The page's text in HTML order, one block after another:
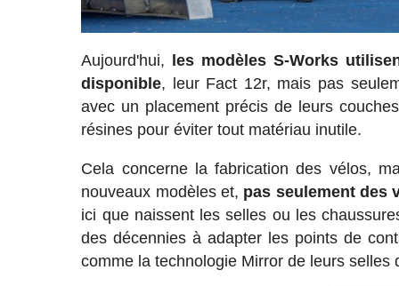
Aujourd'hui, les modèles S-Works
disponible, leur Fact 12r, mais pas
avec un placement précis de leurs
résines pour éviter tout matériau inutile.
Cela concerne la fabrication des vélos,
nouveaux modèles et, pas seulement des
ici que naissent les selles ou les
des décennies à adapter les points de
comme la technologie Mirror de leurs